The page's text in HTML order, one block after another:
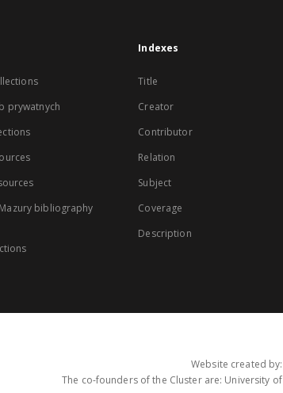
prywatnych
bibliography
Indexes
Title
Creator
Contributor
Relation
Subject
Coverage
Description
Website created
The co-founders of the Cluster are: University